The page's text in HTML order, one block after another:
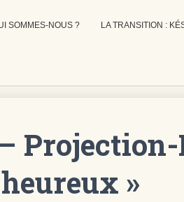
SOMMES-NOUS ? LA TRANSITION :
»